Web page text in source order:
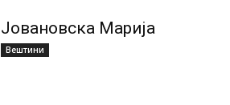
Јовановска Марија
Вештини